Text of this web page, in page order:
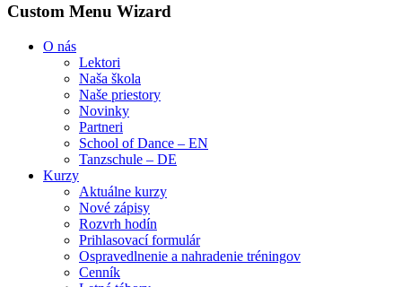
Custom Menu Wizard
O nás
Lektori
Naša škola
Naše priestory
Novinky
Partneri
School of Dance – EN
Tanzschule – DE
Kurzy
Aktuálne kurzy
Nové zápisy
Rozvrh hodín
Prihlasovací formulár
Ospravedlnenie a nahradenie tréningov
Cenník